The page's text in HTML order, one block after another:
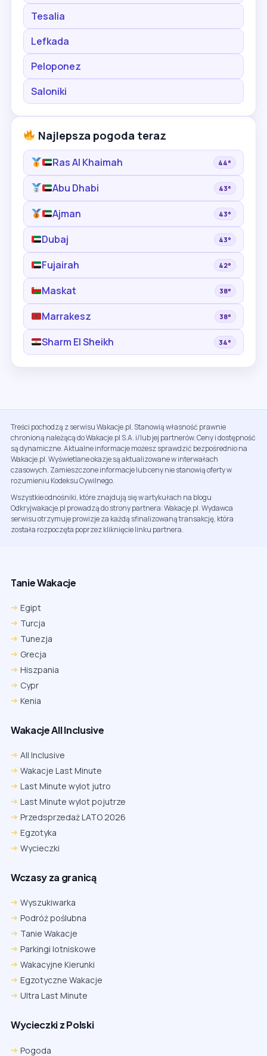
Tesalia
Lefkada
Peloponez
Saloniki
Najlepsza pogoda teraz
Ras Al Khaimah 44°
Abu Dhabi 43°
Ajman 43°
Dubaj 43°
Fujairah 42°
Maskat 38°
Marrakesz 38°
Sharm El Sheikh 34°
Treści pochodzą z serwisu Wakacje.pl. Stanowią własność prawnie
chronioną należącą do Wakacje.pl S.A. i/lub jej partnerów. Ceny i dostępność
są dynamiczne. Aktualne informacje możesz sprawdzić bezpośrednio na
Wakacje.pl. Wyświetlane okazje są aktualizowane w interwałach
czasowych. Zamieszczone informacje lub ceny nie stanowią oferty w
rozumieniu Kodeksu Cywilnego.
Wszystkie odnośniki, które znajdują się w artykułach na blogu
Odkryjwakacje.pl prowadzą do strony partnera: Wakacje.pl. Wydawca
serwisu otrzymuje prowizje za każdą sfinalizowaną transakcję, która
została rozpoczęta poprzez kliknięcie linku partnera.
Tanie Wakacje
Egipt
Turcja
Tunezja
Grecja
Hiszpania
Cypr
Kenia
Wakacje All Inclusive
All Inclusive
Wakacje Last Minute
Last Minute wylot jutro
Last Minute wylot pojutrze
Przedsprzedaż LATO 2026
Egzotyka
Wycieczki
Wczasy za granicą
Wyszukiwarka
Podróż poślubna
Tanie Wakacje
Parkingi lotniskowe
Wakacyjne Kierunki
Egzotyczne Wakacje
Ultra Last Minute
Wycieczki z Polski
Pogoda